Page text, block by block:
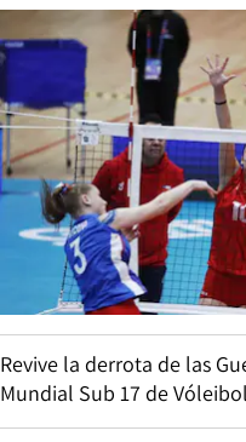
Revive la derrota de las
Mundial Sub 17 de